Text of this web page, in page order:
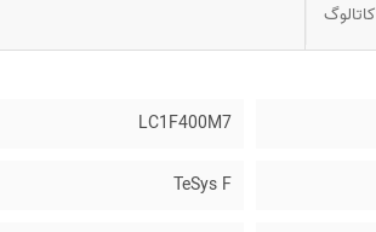
کاتالوگ
LC1F400M7
TeSys F